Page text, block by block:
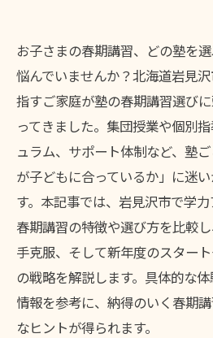
お子さまの春期講習、どの塾を
悩んでいませんか？北海道岩見
指すご家庭が塾の春期講習選び
ってきました。集団授業や個別
ュラム、サポート体制など、塾
が子どもに合っているか」に迷
す。本記事では、岩見沢市で学
春期講習の特徴や選び方を比較
手克服、そして新年度のスター
の戦略を解説します。具体的な
情報を参考に、納得のいく春期
なヒントが得られます。